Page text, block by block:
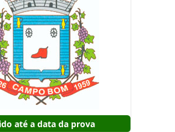
até a data da prova